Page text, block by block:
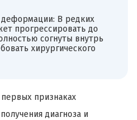
В редких
прогрессировать до
согнуты внутрь
хирургического
признаках
диагноза и